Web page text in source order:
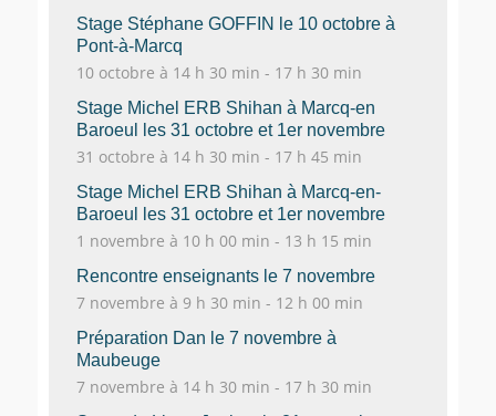
Stage Stéphane GOFFIN le 10 octobre à
Pont-à-Marcq
10 octobre à 14 h 30 min - 17 h 30 min
Stage Michel ERB Shihan à Marcq-en
Baroeul les 31 octobre et 1er novembre
31 octobre à 14 h 30 min - 17 h 45 min
Stage Michel ERB Shihan à Marcq-en-
Baroeul les 31 octobre et 1er novembre
1 novembre à 10 h 00 min - 13 h 15 min
Rencontre enseignants le 7 novembre
7 novembre à 9 h 30 min - 12 h 00 min
Préparation Dan le 7 novembre à
Maubeuge
7 novembre à 14 h 30 min - 17 h 30 min